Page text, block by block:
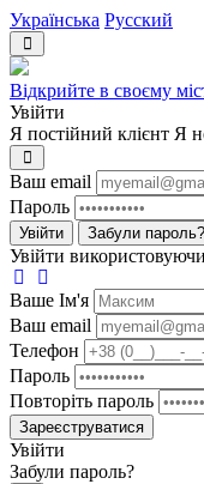
Українська Русский
Відкрийте в своєму
Увійти
Я постійний клієнт Я
Ваш email
Пароль
Увійти Забули пароль?
Увійти
Ваше Iм'я
Ваш email
Телефон
Пароль
Повторіть пароль
Зареєструватися
Увійти
Забули пароль?